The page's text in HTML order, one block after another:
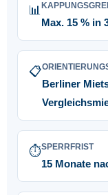
📊
Max. 15 % in
📋
Berliner
⏱️SPERRFRIST
15 Monate